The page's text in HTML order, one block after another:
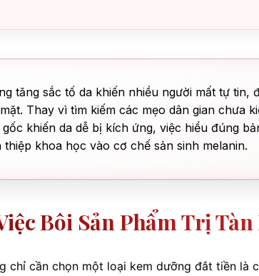
tăng sắc tố da khiến nhiều người mất tự tin,
Thay vì tìm kiếm các mẹo dân gian chưa
khiến da dễ bị kích ứng, việc hiểu đúng
thiệp khoa học vào cơ chế sản sinh melanin.
Bôi Sản Phẩm Trị
chỉ cần chọn một loại kem dưỡng đắt tiền là